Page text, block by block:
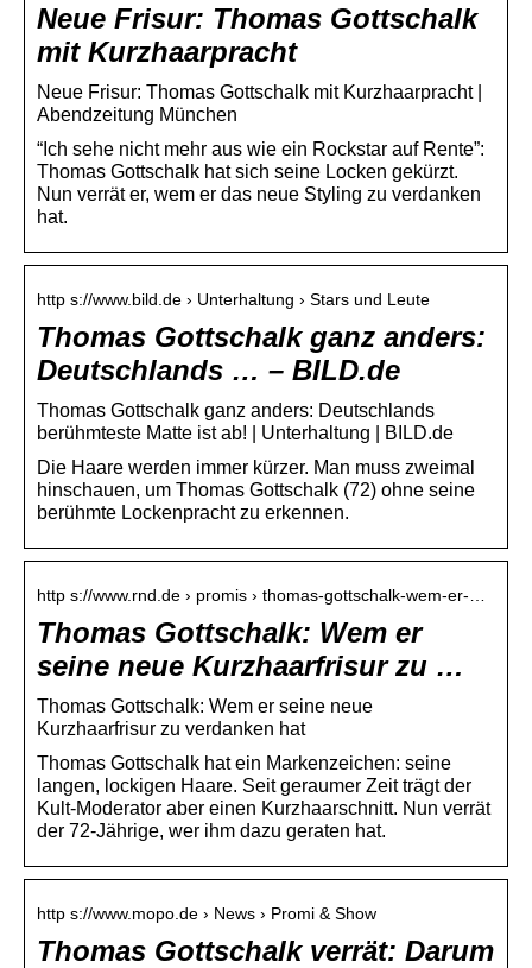
Neue Frisur: Thomas Gottschalk
mit Kurzhaarpracht
Neue Frisur: Thomas Gottschalk mit Kurzhaarpracht |
Abendzeitung München
“Ich sehe nicht mehr aus wie ein Rockstar auf Rente”:
Thomas Gottschalk hat sich seine Locken gekürzt.
Nun verrät er, wem er das neue Styling zu verdanken
hat.
http s://www.bild.de › Unterhaltung › Stars und Leute
Thomas Gottschalk ganz anders:
Deutschlands … – BILD.de
Thomas Gottschalk ganz anders: Deutschlands
berühmteste Matte ist ab! | Unterhaltung | BILD.de
Die Haare werden immer kürzer. Man muss zweimal
hinschauen, um Thomas Gottschalk (72) ohne seine
berühmte Lockenpracht zu erkennen.
http s://www.rnd.de › promis › thomas-gottschalk-wem-er-…
Thomas Gottschalk: Wem er
seine neue Kurzhaarfrisur zu …
Thomas Gottschalk: Wem er seine neue
Kurzhaarfrisur zu verdanken hat
Thomas Gottschalk hat ein Markenzeichen: seine
langen, lockigen Haare. Seit geraumer Zeit trägt der
Kult-Moderator aber einen Kurzhaarschnitt. Nun verrät
der 72-Jährige, wer ihm dazu geraten hat.
http s://www.mopo.de › News › Promi & Show
Thomas Gottschalk verrät: Darum